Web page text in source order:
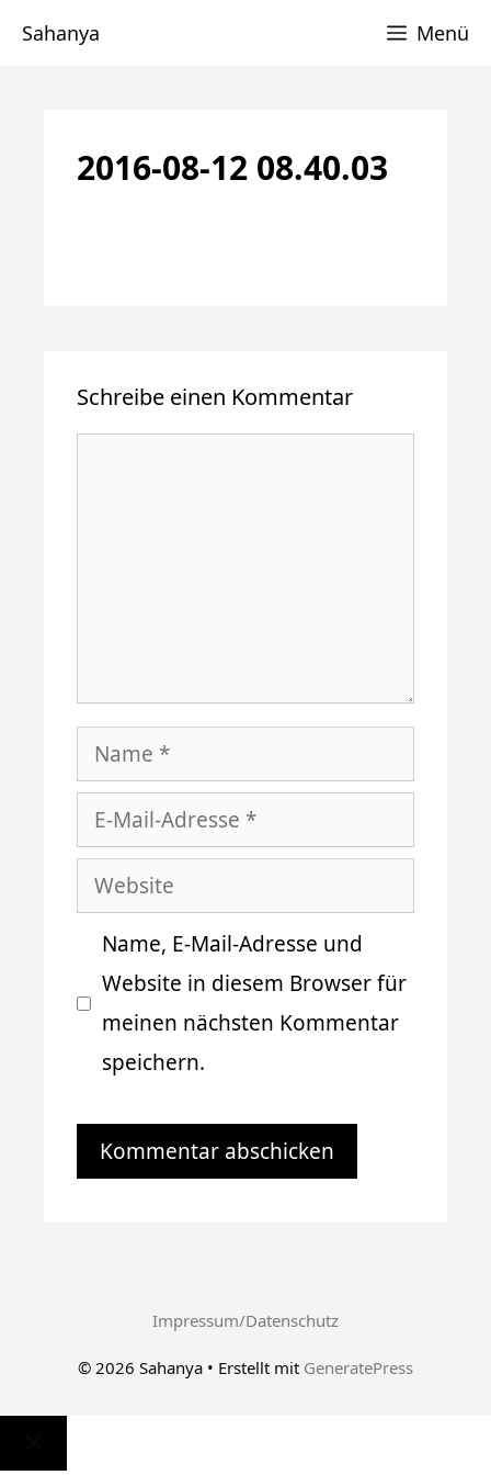
Sahanya Menü
2016-08-12 08.40.03
Schreibe einen Kommentar
Name
Mail-
Adresse
Website
Name, E-Mail-Adresse und
Website in diesem Browser für
meinen nächsten Kommentar
speichern.
Impressum/Datenschutz
© 2026 Sahanya • Erstellt mit GeneratePress